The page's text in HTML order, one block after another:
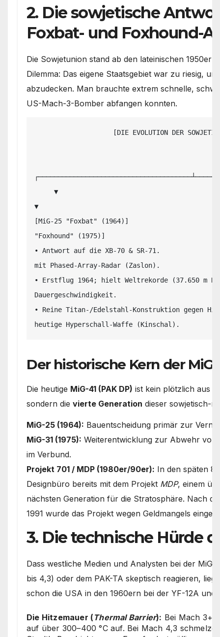
2. Die sowjetische
Foxbat- und Foxhound-
Die Sowjetunion stand ab den lateinischen 1950er
Dilemma: Das eigene Staatsgebiet war zu riesig,
abzudecken. Man brauchte extrem schnelle,
US-Mach-3-Bomber abfangen konnten.
▼
[MiG-25 "Foxbat" (1964)]
"Foxhound" (1975)]
• Antwort auf die XB-70 & SR-71.
mit Phased-Array-Radar (Zaslon).
• Erstflug 1964; hielt Weltrekorde (37.650
Dauergeschwindigkeit.
• Reine Titan-/Edelstahl-Konstruktion
Der historische Kern der MiG-
Die heutige MiG-41 (PAK DP) ist kein plötzlich aus
sondern die vierte Generation dieser sowjetisch-
MiG-25 (1964): Bauentscheidung primär zur
MiG-31 (1975): Weiterentwicklung zur Abwehr
im Verbund.
Projekt 701 / MDP (1980er/90er): In den späten
Designbüro bereits mit dem Projekt MDP, einem
nächsten Generation für die Stratosphäre. Nach
1991 wurde das Projekt wegen Geldmangels
3. Die technische Hürde
Dass westliche Medien und Analysten bei der
bis 4,3) oder dem PAK-TA skeptisch reagieren,
schon die USA in den 1960ern bei der YF-12A und
Die Hitzemauer ( Thermal Barrier): Bei Mach 3+
auf über 300–400 °C auf. Bei Mach 4,3